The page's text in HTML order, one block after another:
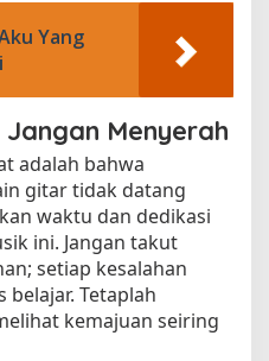
Yang
Menyerah
adalah bahwa
gitar tidak datang
waktu dan dedikasi
ini. Jangan takut
setiap kesalahan
Tetaplah
kemajuan seiring